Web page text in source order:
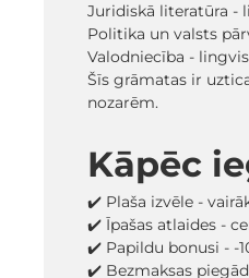
Juridiskā literatūra -
Politika un valsts
Valodniecība -
Šīs grāmatas ir
nozarēm.
Kāpēc
✔️ Plaša izvēle -
✔️ Īpašas atlaides -
✔️ Papildu bonusi - -
✔️ Bezmaksas